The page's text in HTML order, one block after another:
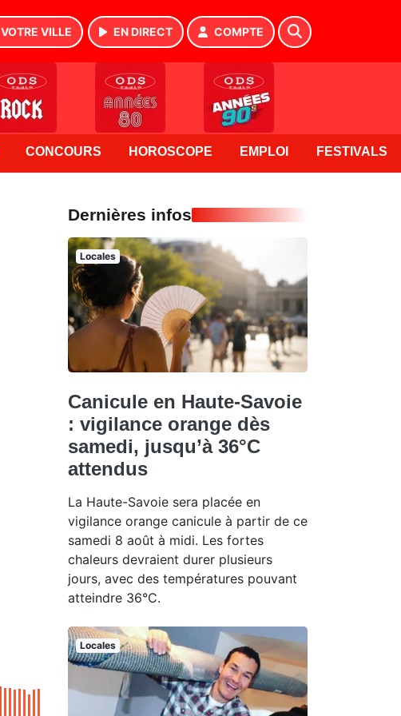
VOTRE VILLE EN DIRECT COMPTE
CONCOURS HOROSCOPE EMPLOI FESTIVALS
Dernières infos
Locales
Canicule en Haute-Savoie
: vigilance orange dès
samedi, jusqu’à 36°C
attendus
La Haute-Savoie sera placée en
vigilance orange canicule à partir de ce
samedi 8 août à midi. Les fortes
chaleurs devraient durer plusieurs
jours, avec des températures pouvant
atteindre 36°C.
Locales